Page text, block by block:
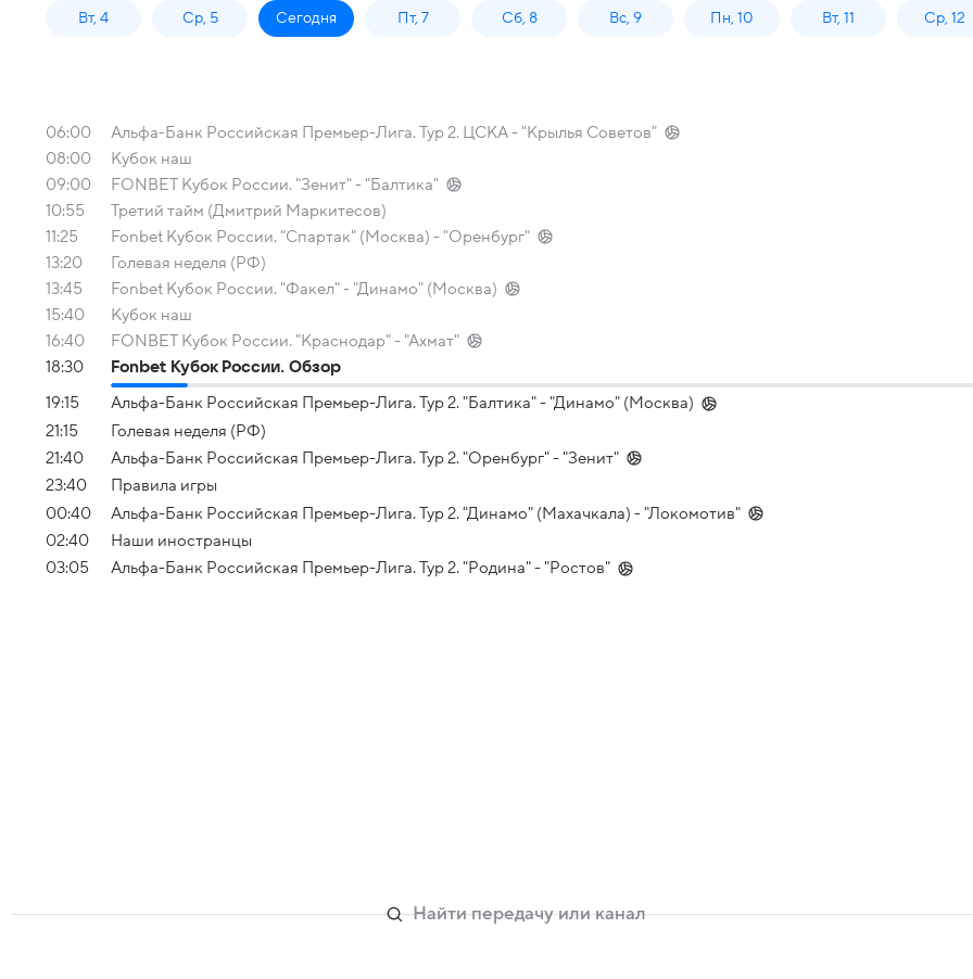
Вт, 4 Ср, 5 Сегодня Пт, 7 Сб, 8 Вс, 9 Пн, 10 Вт, 11 Ср, 12
06:00
Альфа-Банк Российская Премьер-Лига. Тур 2. ЦСКА - "Крылья Советов"
08:00
Кубок наш
09:00
FONBET Кубок России. "Зенит" - "Балтика"
10:55
Третий тайм (Дмитрий Маркитесов)
11:25
Fonbet Кубок России. "Спартак" (Москва) - "Оренбург"
13:20
Голевая неделя (РФ)
13:45
Fonbet Кубок России. "Факел" - "Динамо" (Москва)
15:40
Кубок наш
16:40
FONBET Кубок России. "Краснодар" - "Ахмат"
18:30
Fonbet Кубок России. Обзор
19:15
Альфа-Банк Российская Премьер-Лига. Тур 2. "Балтика" - "Динамо" (Москва)
21:15
Голевая неделя (РФ)
21:40
Альфа-Банк Российская Премьер-Лига. Тур 2. "Оренбург" - "Зенит"
23:40
Правила игры
00:40
Альфа-Банк Российская Премьер-Лига. Тур 2. "Динамо" (Махачкала) - "Локомотив"
02:40
Наши иностранцы
03:05
Альфа-Банк Российская Премьер-Лига. Тур 2. "Родина" - "Ростов"